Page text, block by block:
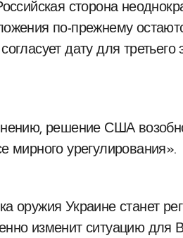
сторона
по-прежнему
дату для
решение США
мирного урегулирования».
оружия Украине станет
изменит ситуацию для